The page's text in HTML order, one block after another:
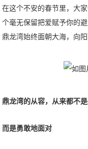
在这个不安的春节里，大
个毫无保留把爱赋予你的
鼎龙湾始终面朝大海，向阳
鼎龙湾的从容，从来都不
而是勇敢地面对